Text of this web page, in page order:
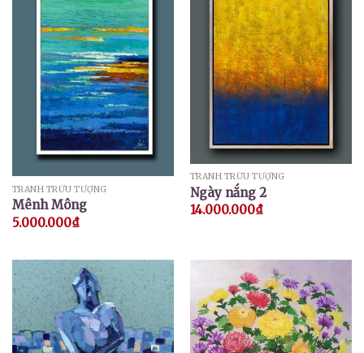
TRANH TRỪU TƯỢNG
Mênh Mông
5.000.000₫
TRANH TRỪU TƯỢNG
Ngày nắng 2
14.000.000₫